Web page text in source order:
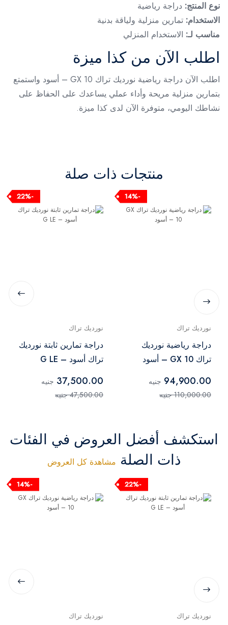
نوع المنتج: دراجة رياضية
الاستخدام: تمارين منزلية ولياقة بدنية
مناسب لـ: الاستخدام المنزلي
اطلب الآن من كذا ميزة
اطلب الآن دراجة رياضية نورديك تراك GX 10 – أسود واستمتع
بتمارين منزلية مريحة وأداء عملي يساعدك على الحفاظ على
نشاطك اليومي، متوفرة الآن لدى كذا ميزة.
منتجات ذات صلة
-14%
نورديك تراك
دراجة رياضية نورديك
تراك GX 10 – أسود
94,900.00 جنيه
110,000.00 جنيه
-22%
نورديك تراك
دراجة تمارين ثابتة نورديك
تراك أسود – G LE
37,500.00 جنيه
47,500.00 جنيه
استكشف أفضل العروض في الفئات
ذات الصلة مشاهدة كل العروض
-22%
نورديك تراك
-14%
نورديك تراك